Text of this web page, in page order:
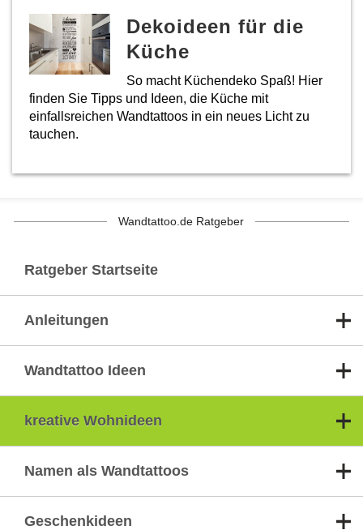
Dekoideen für die
Küche
So macht Küchendeko Spaß! Hier
finden Sie Tipps und Ideen, die Küche mit
einfallsreichen Wandtattoos in ein neues Licht zu
tauchen.
Wandtattoo.de Ratgeber
Ratgeber Startseite
Anleitungen
Wandtattoo Ideen
kreative Wohnideen
Namen als Wandtattoos
Geschenkideen